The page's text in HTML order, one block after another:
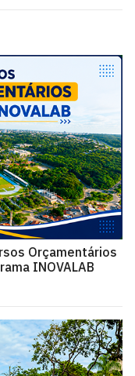
Orçamentários
INOVALAB